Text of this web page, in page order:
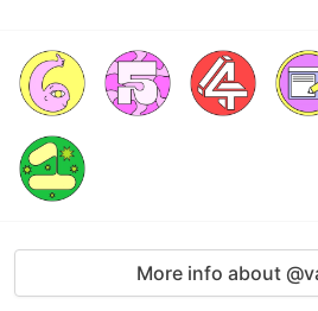
More info about